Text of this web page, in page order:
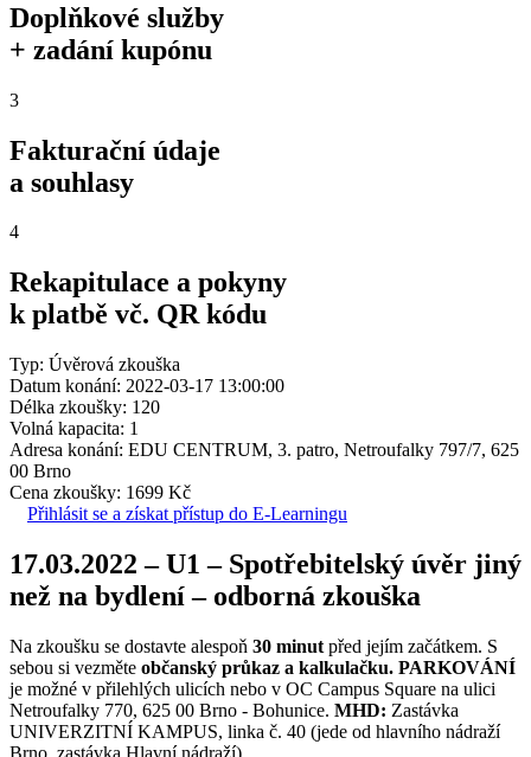
Doplňkové služby
+ zadání kupónu
3
Fakturační údaje
a souhlasy
4
Rekapitulace a pokyny
k platbě vč. QR kódu
Typ: Úvěrová zkouška
Datum konání: 2022-03-17 13:00:00
Délka zkoušky: 120
Volná kapacita: 1
Adresa konání: EDU CENTRUM, 3. patro, Netroufalky 797/7, 625
00 Brno
Cena zkoušky: 1699 Kč
Přihlásit se a získat přístup do E-Learningu
17.03.2022 – U1 – Spotřebitelský úvěr jiný
než na bydlení – odborná zkouška
Na zkoušku se dostavte alespoň 30 minut před jejím začátkem. S
sebou si vezměte občanský průkaz a kalkulačku. PARKOVÁNÍ
je možné v přilehlých ulicích nebo v OC Campus Square na ulici
Netroufalky 770, 625 00 Brno - Bohunice. MHD: Zastávka
UNIVERZITNÍ KAMPUS, linka č. 40 (jede od hlavního nádraží
Brno, zastávka Hlavní nádraží).